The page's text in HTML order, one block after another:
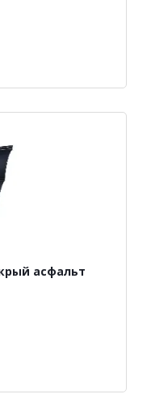
асфальт